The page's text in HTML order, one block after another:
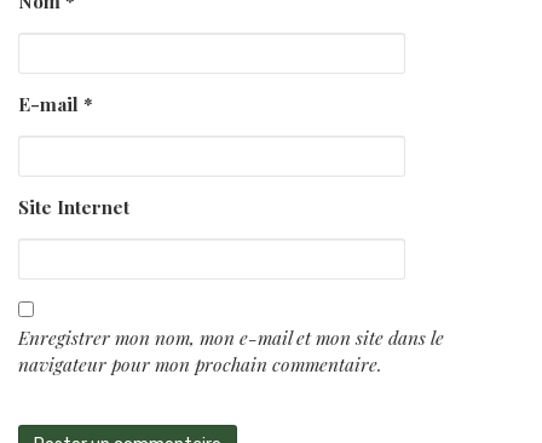
E-mail *
Site Internet
Enregistrer mon nom, mon e-mail et mon site dans le
navigateur pour mon prochain commentaire.